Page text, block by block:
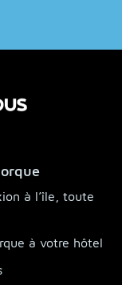
à l’île, toute
à votre hôtel